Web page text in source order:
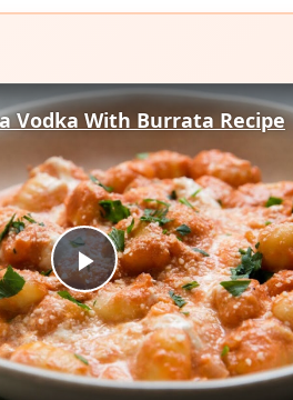
Play
Video
Vodka With Burrata Recipe